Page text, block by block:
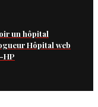
un hôpital
Hôpital web
HP